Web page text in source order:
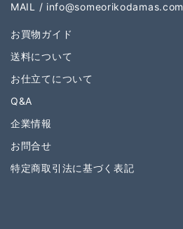
MAIL / info@someorikodamas.com
お買物ガイド
送料について
お仕立てについて
Q&A
企業情報
お問合せ
特定商取引法に基づく表記